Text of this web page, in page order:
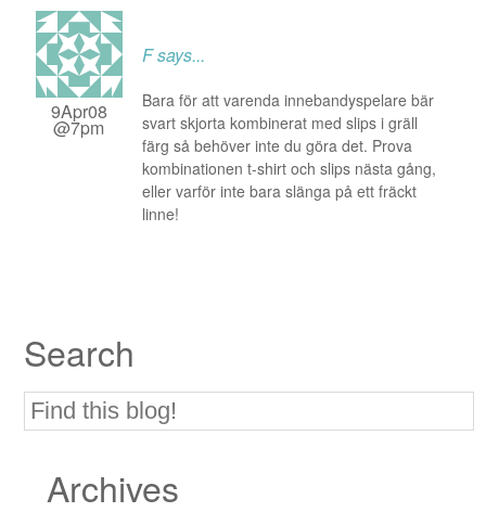
9Apr08
@7pm
Fsays...
Bara för att varenda innebandyspelare bär
svart skjorta kombinerat med slips i gräll
färg så behöver inte du göra det. Prova
kombinationen t-shirt och slips nästa gång,
eller varför inte bara slänga på ett fräckt
linne!
Search
Archives